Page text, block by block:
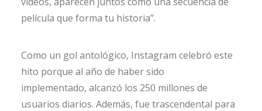
película que forma tu historia”.
Como un gol antológico, Instagram celebró este
hito porque al año de haber sido
implementado, alcanzó los 250 millones de
usuarios diarios. Además, fue trascendental para